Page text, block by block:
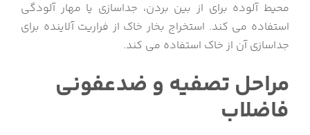
محیط آلوده برای از بین بردن، جداسازی یا مهار آلودگی
استفاده می کند. استخراج بخار خاک از فراریت آلاینده برای
جداسازی آن از خاک استفاده می کند.
مراحل تصفیه و ضدعفونی
فاضلاب